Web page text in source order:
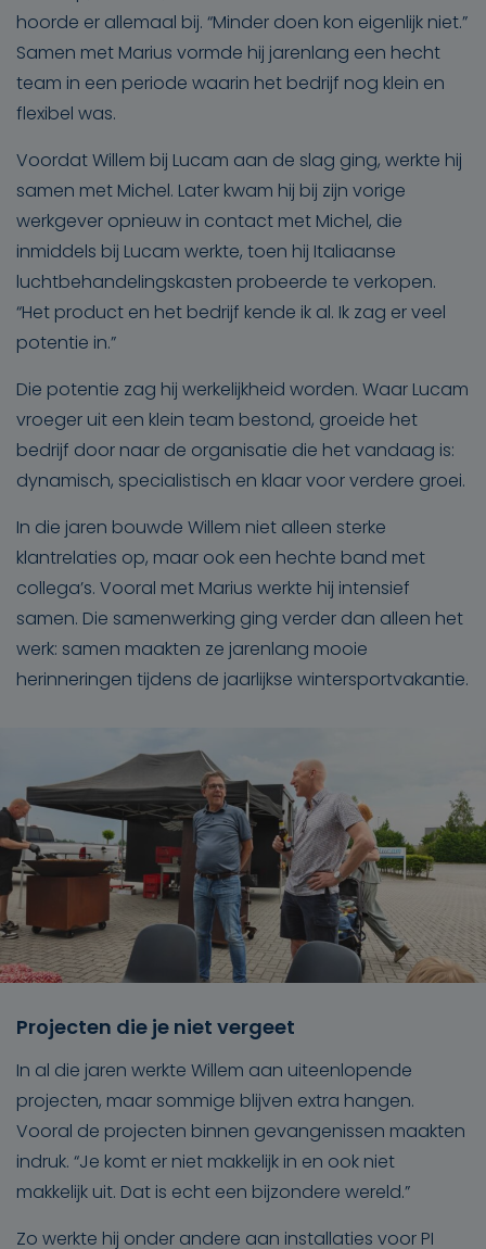
hoorde er allemaal bij. “Minder doen kon eigenlijk niet.”
Samen met Marius vormde hij jarenlang een hecht
team in een periode waarin het bedrijf nog klein en
flexibel was.
Voordat Willem bij Lucam aan de slag ging, werkte hij
samen met Michel. Later kwam hij bij zijn vorige
werkgever opnieuw in contact met Michel, die
inmiddels bij Lucam werkte, toen hij Italiaanse
luchtbehandelingskasten probeerde te verkopen.
“Het product en het bedrijf kende ik al. Ik zag er veel
potentie in.”
Die potentie zag hij werkelijkheid worden. Waar Lucam
vroeger uit een klein team bestond, groeide het
bedrijf door naar de organisatie die het vandaag is:
dynamisch, specialistisch en klaar voor verdere groei.
In die jaren bouwde Willem niet alleen sterke
klantrelaties op, maar ook een hechte band met
collega’s. Vooral met Marius werkte hij intensief
samen. Die samenwerking ging verder dan alleen het
werk: samen maakten ze jarenlang mooie
herinneringen tijdens de jaarlijkse wintersportvakantie.
Projecten die je niet vergeet
In al die jaren werkte Willem aan uiteenlopende
projecten, maar sommige blijven extra hangen.
Vooral de projecten binnen gevangenissen maakten
indruk. “Je komt er niet makkelijk in en ook niet
makkelijk uit. Dat is echt een bijzondere wereld.”
Zo werkte hij onder andere aan installaties voor PI